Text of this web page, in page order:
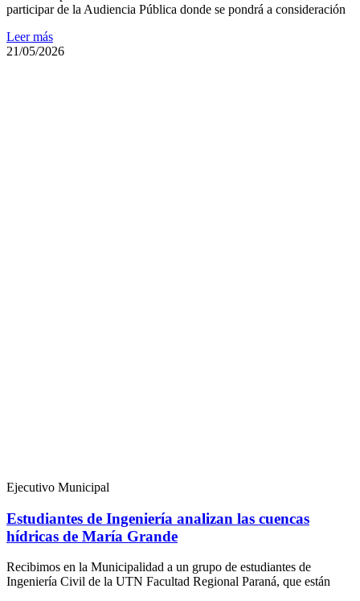
participar de la Audiencia Pública donde se pondrá a consideración
Leer más
21/05/2026
Ejecutivo Municipal
Estudiantes de Ingeniería analizan las cuencas
hídricas de María Grande
Recibimos en la Municipalidad a un grupo de estudiantes de
Ingeniería Civil de la UTN Facultad Regional Paraná, que están